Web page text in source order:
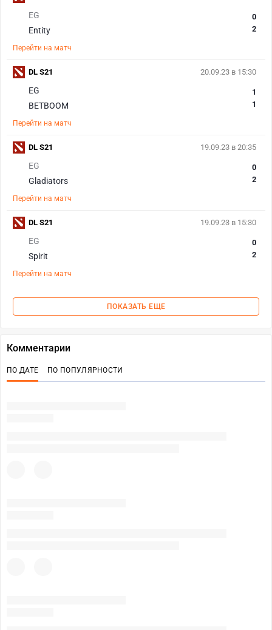
EG
Entity
0
2
Перейти на матч
20.09.23 в 15:30
EG
BETBOOM
1
1
Перейти на матч
DL S21
19.09.23 в 20:35
EG
Gladiators
0
2
Перейти на матч
DL S21
19.09.23 в 15:30
EG
Spirit
0
2
Перейти на матч
DL S21
ПОКАЗАТЬ ЕЩЕ
Комментарии
ПО ДАТЕ ПО ПОПУЛЯРНОСТИ